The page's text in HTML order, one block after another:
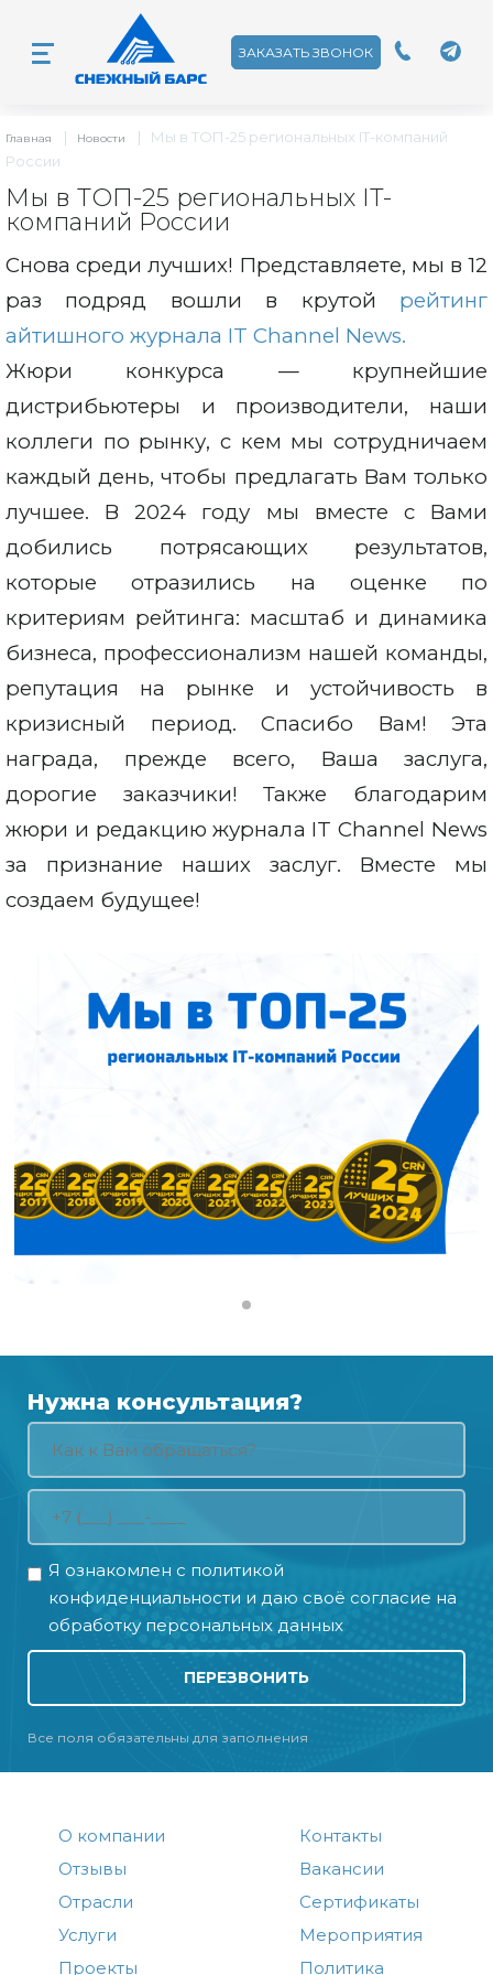
ЗАКАЗАТЬ ЗВОНОК
Главная | Новости | Мы в ТОП-25 региональных IT-компаний
России
Мы в ТОП-25 региональных IT-
компаний России
Снова среди лучших! Представляете, мы в 12
раз подряд вошли в крутой рейтинг
айтишного журнала IT Channel News.
Жюри конкурса — крупнейшие
дистрибьютеры и производители, наши
коллеги по рынку, с кем мы сотрудничаем
каждый день, чтобы предлагать Вам только
лучшее. В 2024 году мы вместе с Вами
добились потрясающих результатов,
которые отразились на оценке по
критериям рейтинга: масштаб и динамика
бизнеса, профессионализм нашей команды,
репутация на рынке и устойчивость в
кризисный период. Спасибо Вам! Эта
награда, прежде всего, Ваша заслуга,
дорогие заказчики! Также благодарим
жюри и редакцию журнала IT Channel News
за признание наших заслуг. Вместе мы
создаем будущее!
Нужна консультация?
Я ознакомлен с политикой
конфиденциальности и даю своё согласие на
обработку персональных данных
ПЕРЕЗВОНИТЬ
Все поля обязательны для заполнения
О компании
Отзывы
Отрасли
Услуги
Проекты
Контакты
Вакансии
Сертификаты
Мероприятия
Политика